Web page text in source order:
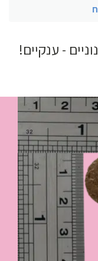
- ענקיים!